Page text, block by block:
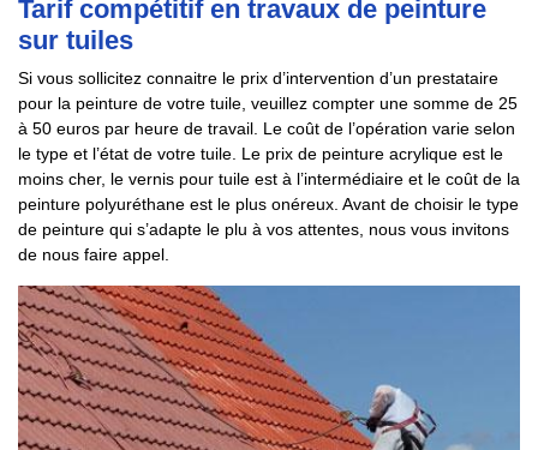
Tarif compétitif en travaux de peinture
sur tuiles
Si vous sollicitez connaitre le prix d’intervention d’un prestataire
pour la peinture de votre tuile, veuillez compter une somme de 25
à 50 euros par heure de travail. Le coût de l’opération varie selon
le type et l’état de votre tuile. Le prix de peinture acrylique est le
moins cher, le vernis pour tuile est à l’intermédiaire et le coût de la
peinture polyuréthane est le plus onéreux. Avant de choisir le type
de peinture qui s’adapte le plu à vos attentes, nous vous invitons
de nous faire appel.